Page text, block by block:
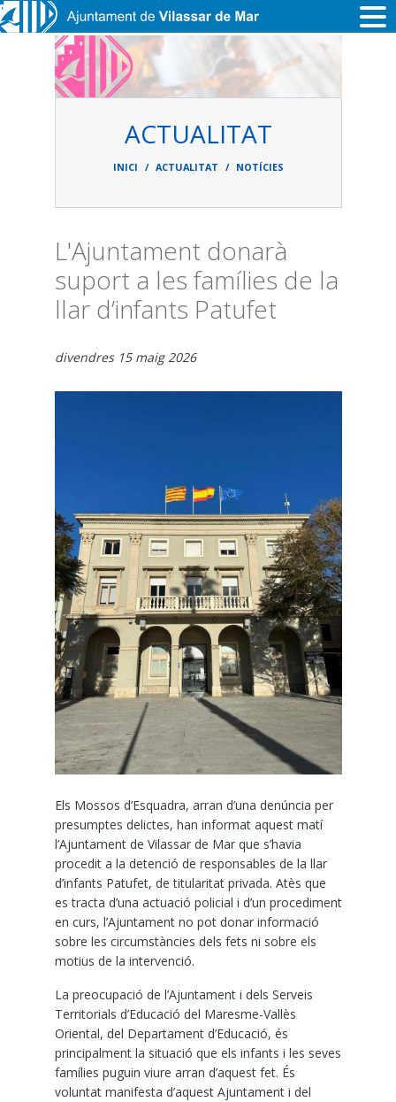
Vés al contingut
ACTUALITAT
d'ariadna
INICI ACTUALITAT NOTÍCIES
L'Ajuntament donarà
suport a les famílies de la
llar d’infants Patufet
divendres 15 maig 2026
Els Mossos d’Esquadra, arran d’una denúncia per
presumptes delictes, han informat aquest matí
l’Ajuntament de Vilassar de Mar que s’havia
procedit a la detenció de responsables de la llar
d’infants Patufet, de titularitat privada. Atès que
es tracta d’una actuació policial i d’un procediment
en curs, l’Ajuntament no pot donar informació
sobre les circumstàncies dels fets ni sobre els
motius de la intervenció.
La preocupació de l’Ajuntament i dels Serveis
Territorials d’Educació del Maresme-Vallès
Oriental, del Departament d’Educació, és
principalment la situació que els infants i les seves
famílies puguin viure arran d’aquest fet. És
voluntat manifesta d’aquest Ajuntament i del